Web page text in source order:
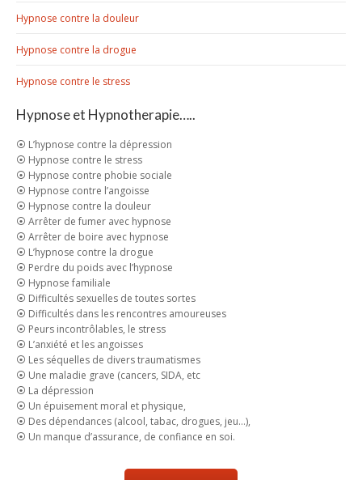
Hypnose contre la douleur
Hypnose contre la drogue
Hypnose contre le stress
Hypnose et Hypnotherapie…..
⦿ L’hypnose contre la dépression
⦿ Hypnose contre le stress
⦿ Hypnose contre phobie sociale
⦿ Hypnose contre l’angoisse
⦿ Hypnose contre la douleur
⦿ Arrêter de fumer avec hypnose
⦿ Arrêter de boire avec hypnose
⦿ L’hypnose contre la drogue
⦿ Perdre du poids avec l’hypnose
⦿ Hypnose familiale
⦿ Difficultés sexuelles de toutes sortes
⦿ Difficultés dans les rencontres amoureuses
⦿ Peurs incontrôlables, le stress
⦿ L’anxiété et les angoisses
⦿ Les séquelles de divers traumatismes
⦿ Une maladie grave (cancers, SIDA, etc
⦿ La dépression
⦿ Un épuisement moral et physique,
⦿ Des dépendances (alcool, tabac, drogues, jeu…),
⦿ Un manque d’assurance, de confiance en soi.